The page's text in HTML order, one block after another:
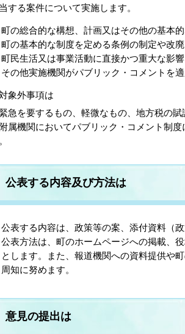
する案件について実施します。
町の総合的な構想、計画又はその他の基本
町の基本的な制度を定める条例の制定や改廃
町民生活又は事業活動に直接かつ重大な影
その他実施機関がパブリック・コメントを
象外事項は
急を要するもの、軽微なもの、地方税の
属機関においてパブリック・コメント制
公表する内容及び方法は
公表する内容は、政策等の案、添付資料（
公表方法は、町のホームページへの掲載、
とします。また、報道機関への資料提供や
周知に努めます。
意見の提出は